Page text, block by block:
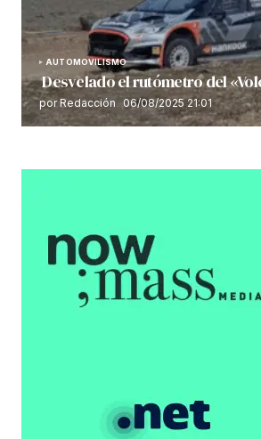
AUTOMOVILISMO
Desvelado el rutómetro del
por Redacción 06/08/2025 21:01